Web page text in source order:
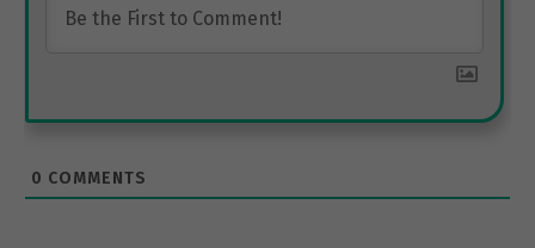
0 COMMENTS